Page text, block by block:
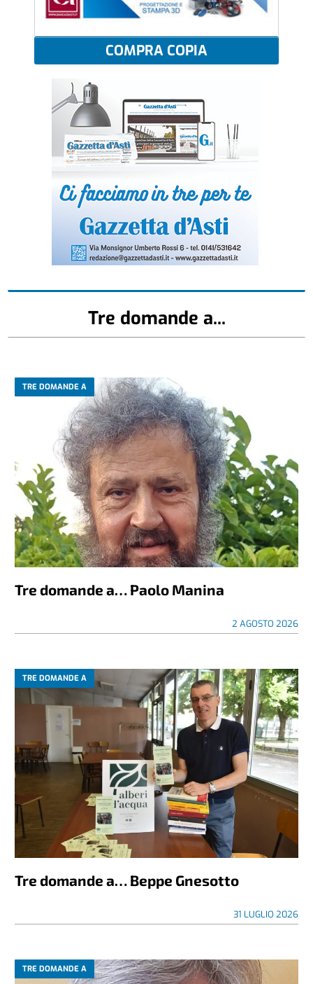
COMPRA COPIA
Tre domande a...
TRE DOMANDE A
Tre domande a… Paolo Manina
2 AGOSTO 2026
TRE DOMANDE A
Tre domande a… Beppe Gnesotto
31 LUGLIO 2026
TRE DOMANDE A